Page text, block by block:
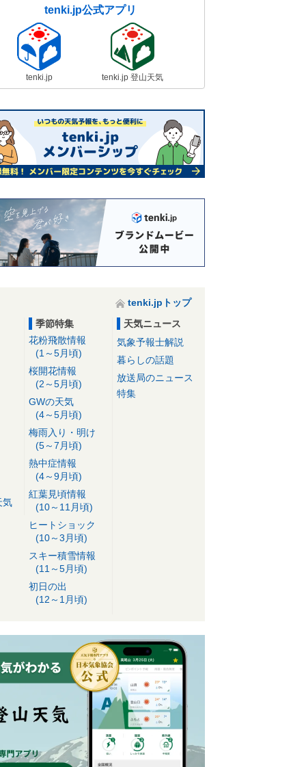
tenki.jp公式アプリ
tenki.jp tenki.jp 登山天気
tenki.jpトップ
気
季節特集
花粉飛散情報
(1～5月頃)
桜開花情報
(2～5月頃)
GWの天気
(4～5月頃)
梅雨入り・明け
(5～7月頃)
熱中症情報
(4～9月頃)
紅葉見頃情報
(10～11月頃)
ヒートショック
(10～3月頃)
スキー積雪情報
(11～5月頃)
初日の出
(12～1月頃)
天気ニュース
気象予報士解説
暮らしの話題
放送局のニュース
特集